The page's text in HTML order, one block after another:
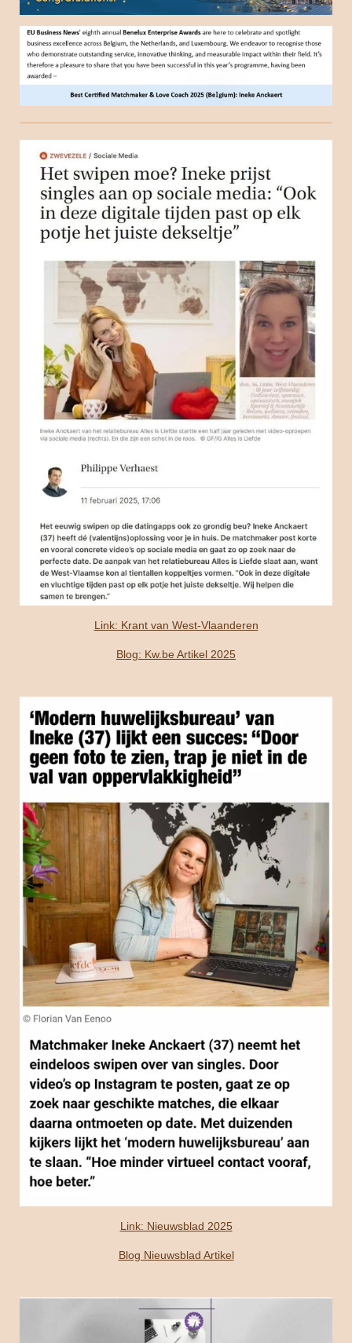
Link: Krant van West-Vlaanderen
Blog: Kw.be Artikel 2025
Link: Nieuwsblad 2025
Blog Nieuwsblad Artikel